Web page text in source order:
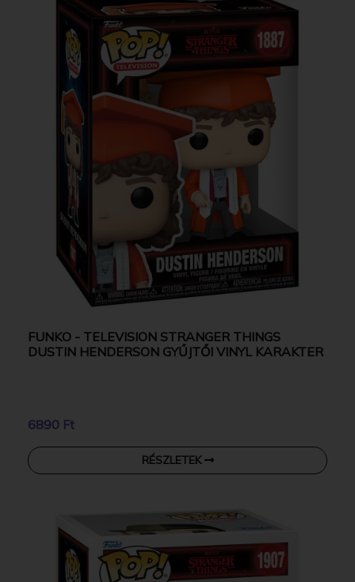
FUNKO - TELEVISION STRANGER THINGS
DUSTIN HENDERSON GYŰJTŐI VINYL KARAKTER
6890 Ft
RÉSZLETEK